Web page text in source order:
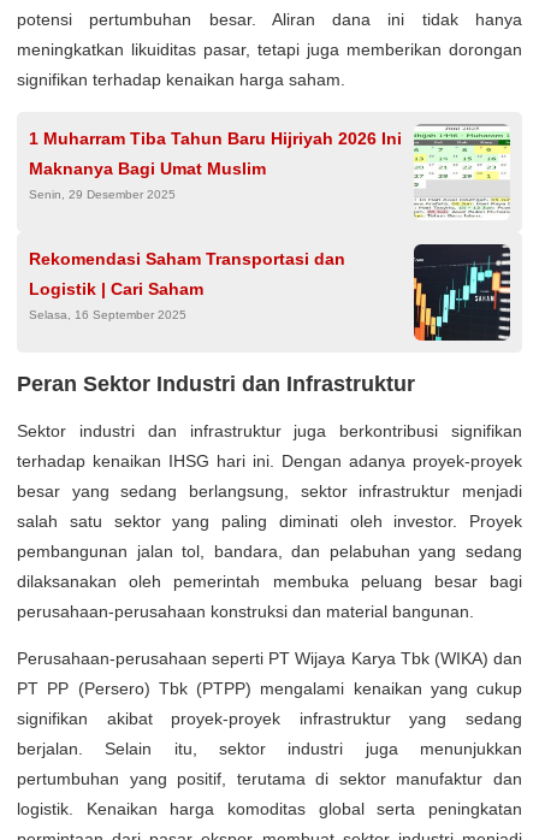
potensi pertumbuhan besar. Aliran dana ini tidak hanya
meningkatkan likuiditas pasar, tetapi juga memberikan dorongan
signifikan terhadap kenaikan harga saham.
1 Muharram Tiba Tahun Baru Hijriyah 2026 Ini
Maknanya Bagi Umat Muslim
Senin, 29 Desember 2025
Rekomendasi Saham Transportasi dan
Logistik | Cari Saham
Selasa, 16 September 2025
Peran Sektor Industri dan Infrastruktur
Sektor industri dan infrastruktur juga berkontribusi signifikan
terhadap kenaikan IHSG hari ini. Dengan adanya proyek-proyek
besar yang sedang berlangsung, sektor infrastruktur menjadi
salah satu sektor yang paling diminati oleh investor. Proyek
pembangunan jalan tol, bandara, dan pelabuhan yang sedang
dilaksanakan oleh pemerintah membuka peluang besar bagi
perusahaan-perusahaan konstruksi dan material bangunan.
Perusahaan-perusahaan seperti PT Wijaya Karya Tbk (WIKA) dan
PT PP (Persero) Tbk (PTPP) mengalami kenaikan yang cukup
signifikan akibat proyek-proyek infrastruktur yang sedang
berjalan. Selain itu, sektor industri juga menunjukkan
pertumbuhan yang positif, terutama di sektor manufaktur dan
logistik. Kenaikan harga komoditas global serta peningkatan